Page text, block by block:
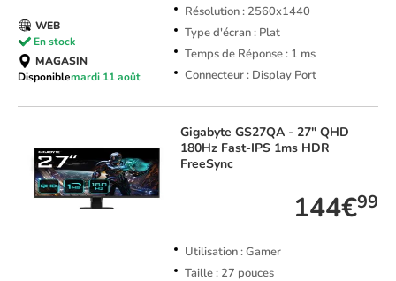
Résolution : 2560x1440
Type d'écran : Plat
Temps de Réponse : 1 ms
Connecteur : Display Port
WEB
En stock
MAGASIN
Disponiblemardi 11 août
Gigabyte GS27QA - 27" QHD
180Hz Fast-IPS 1ms HDR
FreeSync
144€99
Utilisation : Gamer
Taille : 27 pouces